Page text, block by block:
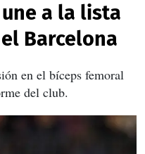
a la lista
Barcelona
en el bíceps femoral
del club.